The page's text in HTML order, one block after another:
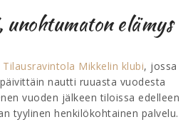
elämys
Tilausravintola Mikkelin klubi, jossa
nautti ruuasta vuodesta
vuoden jälkeen tiloissa edelleen
tyylinen henkilökohtainen palvelu.